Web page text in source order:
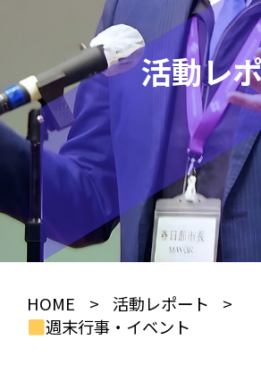
活動レ
HOME > 活動レポート
>
週末行事・イベント